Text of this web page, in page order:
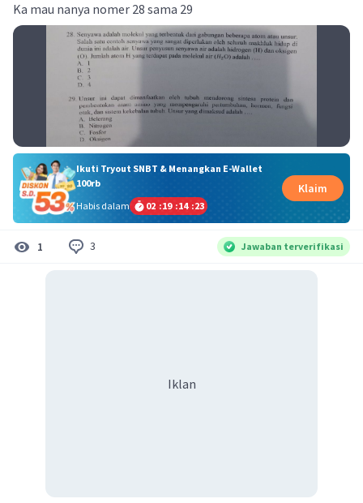
Ka mau nanya nomer 28 sama 29
Ikuti Tryout SNBT & Menangkan E-Wallet
100rb
Habis dalam
02 :19 :14 :23
Klaim
1 3 Jawaban terverifikasi
Iklan